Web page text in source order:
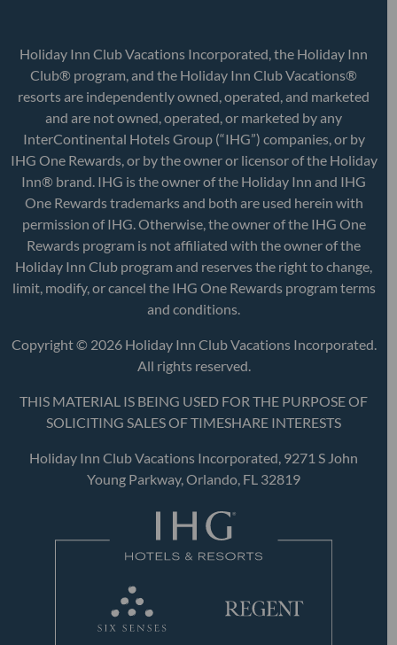
Holiday Inn Club Vacations Incorporated, the Holiday Inn
Club® program, and the Holiday Inn Club Vacations®
resorts are independently owned, operated, and marketed
and are not owned, operated, or marketed by any
InterContinental Hotels Group (“IHG”) companies, or by
IHG One Rewards, or by the owner or licensor of the Holiday
Inn® brand. IHG is the owner of the Holiday Inn and IHG
One Rewards trademarks and both are used herein with
permission of IHG. Otherwise, the owner of the IHG One
Rewards program is not affiliated with the owner of the
Holiday Inn Club program and reserves the right to change,
limit, modify, or cancel the IHG One Rewards program terms
and conditions.
Copyright © 2026 Holiday Inn Club Vacations Incorporated.
All rights reserved.
THIS MATERIAL IS BEING USED FOR THE PURPOSE OF
SOLICITING SALES OF TIMESHARE INTERESTS
Holiday Inn Club Vacations Incorporated, 9271 S John
Young Parkway, Orlando, FL 32819